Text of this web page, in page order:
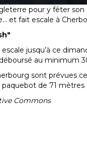
pour y fêter
et fait escale à
jusqu’à ce
au minimum
sont prévues
de 71
Commons